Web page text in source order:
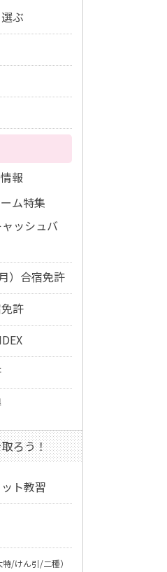
ぶ
報
ム特集
ッシュバ
）合宿免許
許
ろう！
ト教習
/けん引/二種）